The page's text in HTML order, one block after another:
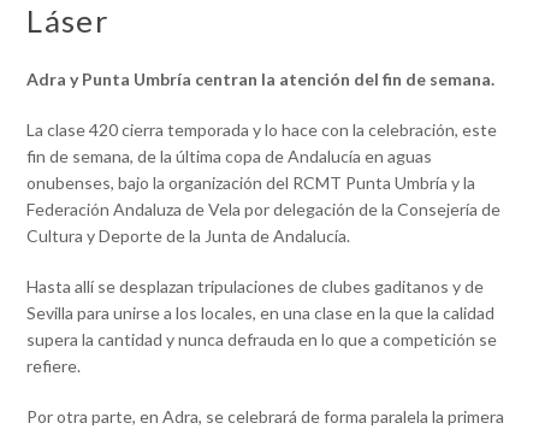
Láser
Adra y Punta Umbría centran la atención del fin de semana.
La clase 420 cierra temporada y lo hace con la celebración, este
fin de semana, de la última copa de Andalucía en aguas
onubenses, bajo la organización del RCMT Punta Umbría y la
Federación Andaluza de Vela por delegación de la Consejería de
Cultura y Deporte de la Junta de Andalucía.
Hasta allí se desplazan tripulaciones de clubes gaditanos y de
Sevilla para unirse a los locales, en una clase en la que la calidad
supera la cantidad y nunca defrauda en lo que a competición se
refiere.
Por otra parte, en Adra, se celebrará de forma paralela la primera